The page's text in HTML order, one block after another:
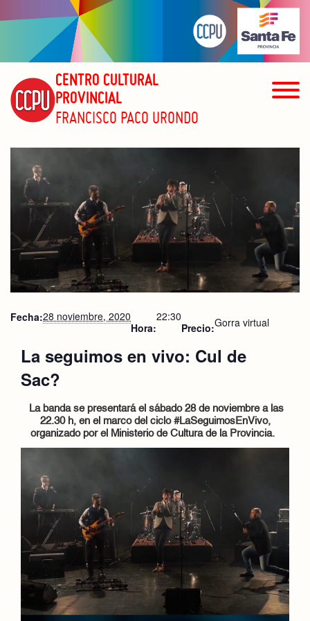
CENTRO CULTURAL
PROVINCIAL
FRANCISCO PACO URONDO
Fecha:28 noviembre, 2020
Hora:
22:30
Precio:Gorra virtual
La seguimos en vivo: Cul de
Sac?
La banda se presentará el sábado 28 de noviembrea las
22.30 h, en el marco del ciclo #LaSeguimosEnVivo,
organizado por el Ministerio de Cultura de la Provincia.